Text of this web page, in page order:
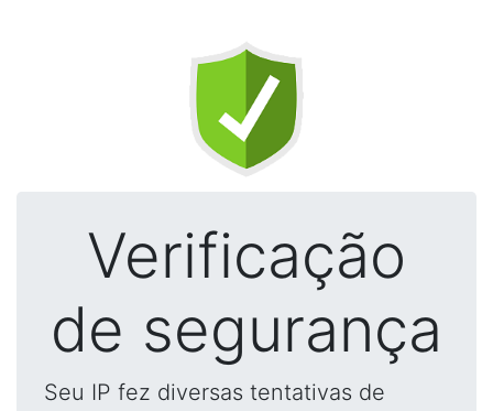
Verificação
de segurança
Seu IP fez diversas tentativas de